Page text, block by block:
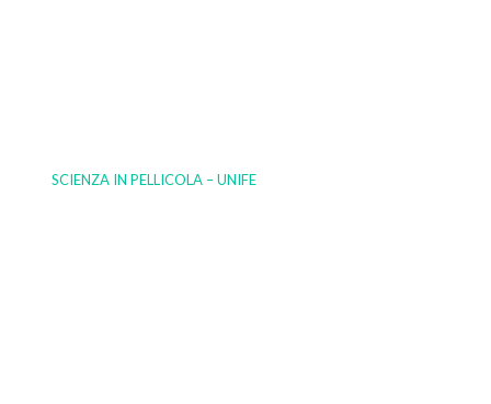
SCIENZA IN PELLICOLA – UNIFE